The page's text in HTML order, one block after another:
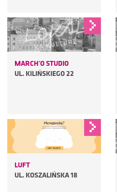
MARCH'O STUDIO
UL. KILIŃSKIEGO 22
LUFT
UL. KOSZALIŃSKA 18